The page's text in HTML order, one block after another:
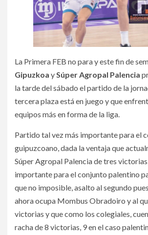
La Primera FEB no para y este fin de
Gipuzkoa ySúper Agropal Palencia
la tarde del sábado el partido de la
tercera plaza está en juego y que
equipos más en forma de la liga.
Partido tal vez más importante para el
guipuzcoano, dada la ventaja que
Súper Agropal Palencia de tres
importante para el conjunto palentino
que no imposible, asalto al segundo
ahora ocupa Mombus Obradoiro y al
victorias y que como los colegiales,
racha de 8 victorias, 9 en el caso